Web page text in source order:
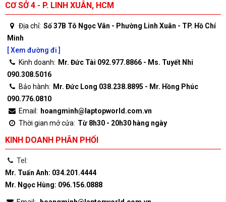
CƠ SỞ 4 - P. LINH XUÂN, HCM
Địa chỉ: Số 37B Tô Ngọc Vân - Phường Linh Xuân - TP. Hồ Chí
Minh
[ Xem đường đi ]
Kinh doanh: Mr. Đức Tài 092.977.8866 - Ms. Tuyết Nhi
090.308.5016
Bảo hành: Mr. Đức Long 038.238.8895 - Mr. Hồng Phúc
090.776.0810
Email: hoangminh@laptopworld.com.vn
Thời gian mở cửa: Từ 8h30 - 20h30 hàng ngày
KINH DOANH PHÂN PHỐI
Tel:
Mr. Tuấn Anh: 034.201.4444
Mr. Ngọc Hùng: 096.156.0888